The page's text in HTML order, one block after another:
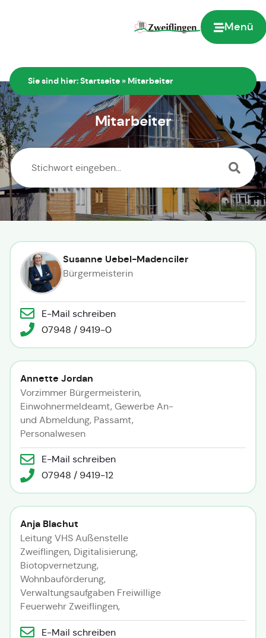
Menü
Sie sind hier:Startseite » Mitarbeiter
Mitarbeiter
Susanne Uebel-Madenciler
Bürgermeisterin
E-Mail schreiben
07948 / 9419-0
Annette Jordan
Vorzimmer Bürgermeisterin,
Einwohnermeldeamt, Gewerbe An-
und Abmeldung, Passamt,
Personalwesen
E-Mail schreiben
07948 / 9419-12
Anja Blachut
Leitung VHS Außenstelle
Zweiflingen, Digitalisierung,
Biotopvernetzung,
Wohnbauförderung,
Verwaltungsaufgaben Freiwillige
Feuerwehr Zweiflingen,
E-Mail schreiben